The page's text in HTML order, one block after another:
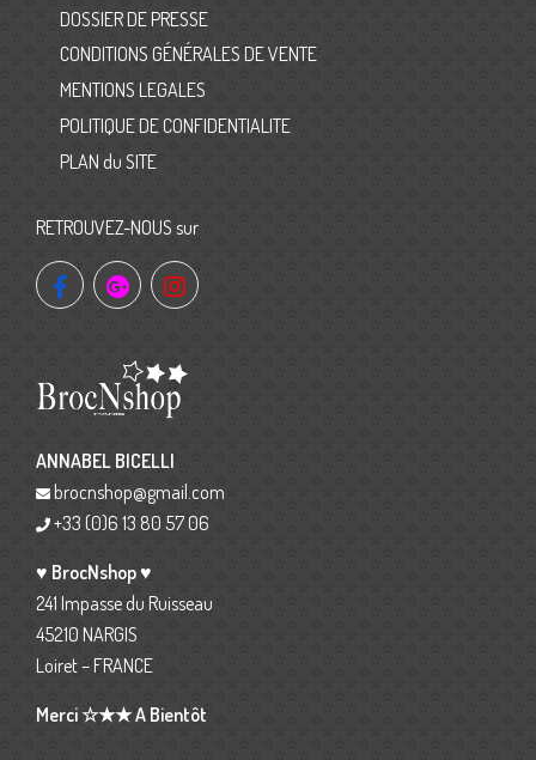
DOSSIER DE PRESSE
CONDITIONS GÉNÉRALES DE VENTE
MENTIONS LEGALES
POLITIQUE DE CONFIDENTIALITE
PLAN du SITE
RETROUVEZ-NOUS sur
ANNABEL BICELLI
brocnshop@gmail.com
+33 (0)6 13 80 57 06
♥ BrocNshop ♥
241 Impasse du Ruisseau
45210 NARGIS
Loiret – FRANCE
Merci ☆★★ A Bientôt